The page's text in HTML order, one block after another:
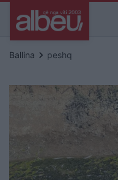
Ballina keyboard_arrow_right peshq